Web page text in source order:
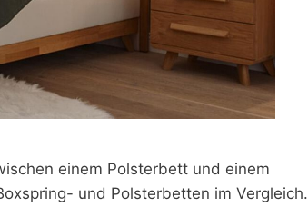
einem Polsterbett und einem
und Polsterbetten im Vergleich.